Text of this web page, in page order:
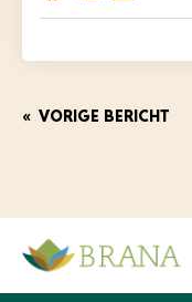
« VORIGE BERICHT